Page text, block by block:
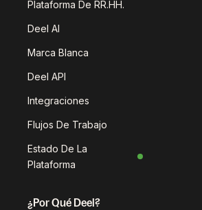
Plataforma De RR.HH.
Deel AI
Marca Blanca
Deel API
Integraciones
Flujos De Trabajo
Estado De La
Plataforma
¿Por Qué Deel?